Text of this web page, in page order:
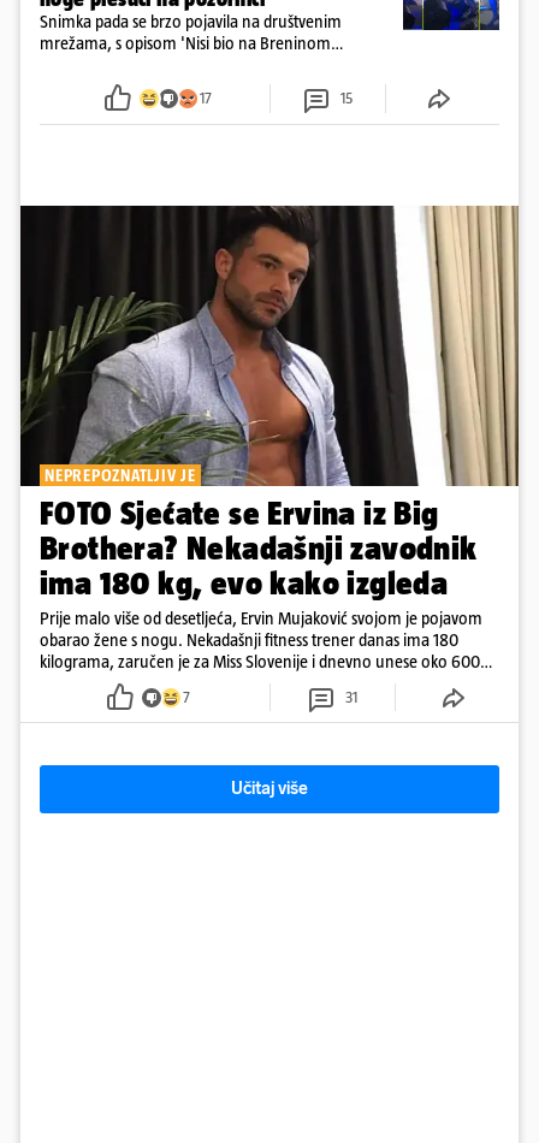
Snimka pada se brzo pojavila na društvenim
mrežama, s opisom 'Nisi bio na Breninom
Srećom, pjevačica se nije ozlijedila nego je s
osmijehom nastavila pjevati
17 15
NEPREPOZNATLJIV JE
FOTO Sjećate se Ervina iz Big
Brothera? Nekadašnji zavodnik
ima 180 kg, evo kako izgleda
Prije malo više od desetljeća, Ervin Mujaković svojom je pojavom
obarao žene s nogu. Nekadašnji fitness trener danas ima 180
kilograma, zaručen je za Miss Slovenije i dnevno unese oko 6000
7 31
Učitaj više